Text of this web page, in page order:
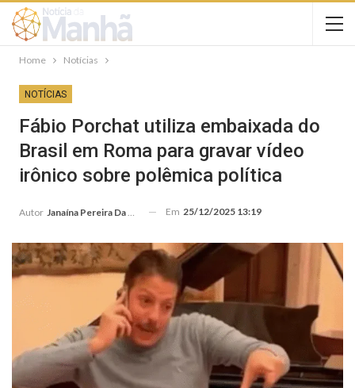
Home Notícias
NOTÍCIAS
Fábio Porchat utiliza embaixada do
Brasil em Roma para gravar vídeo
irônico sobre polêmica política
Autor Janaína Pereira Da Silva Em 25/12/2025 13:19